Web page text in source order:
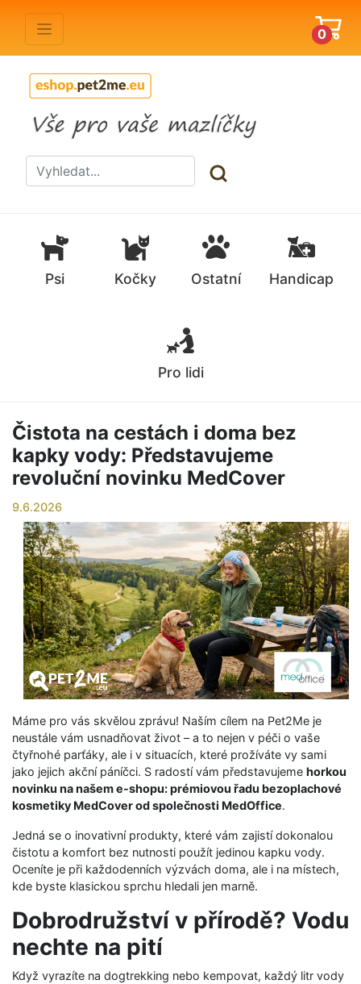
0
Psi Kočky Ostatní Handicap
Pro lidi
Čistota na cestách i doma bez
kapky vody: Představujeme
revoluční novinku MedCover
9.6.2026
Máme pro vás skvělou zprávu! Naším cílem na Pet2Me je
neustále vám usnadňovat život – a to nejen v péči o vaše
čtyřnohé parťáky, ale i v situacích, které prožíváte vy sami
jako jejich akční páníčci. S radostí vám představujeme horkou
novinku na našem e-shopu: prémiovou řadu bezoplachové
kosmetiky MedCover od společnosti MedOffice.
Jedná se o inovativní produkty, které vám zajistí dokonalou
čistotu a komfort bez nutnosti použít jedinou kapku vody.
Oceníte je při každodenních výzvách doma, ale i na místech,
kde byste klasickou sprchu hledali jen marně.
Dobrodružství v přírodě? Vodu
nechte na pití
Když vyrazíte na dogtrekking nebo kempovat, každý litr vody